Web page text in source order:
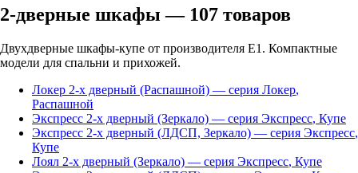
2-дверные шкафы — 107 товаров
Двухдверные шкафы-купе от производителя Е1. Компактные
модели для спальни и прихожей.
Локер 2-х дверный (Распашной) — серия Локер,
Распашной
Экспресс 2-х дверный (Зеркало) — серия Экспресс, Купе
Экспресс 2-х дверный (ЛДСП, Зеркало) — серия Экспресс,
Купе
Лоял 2-х дверный (Зеркало) — серия Экспресс, Купе